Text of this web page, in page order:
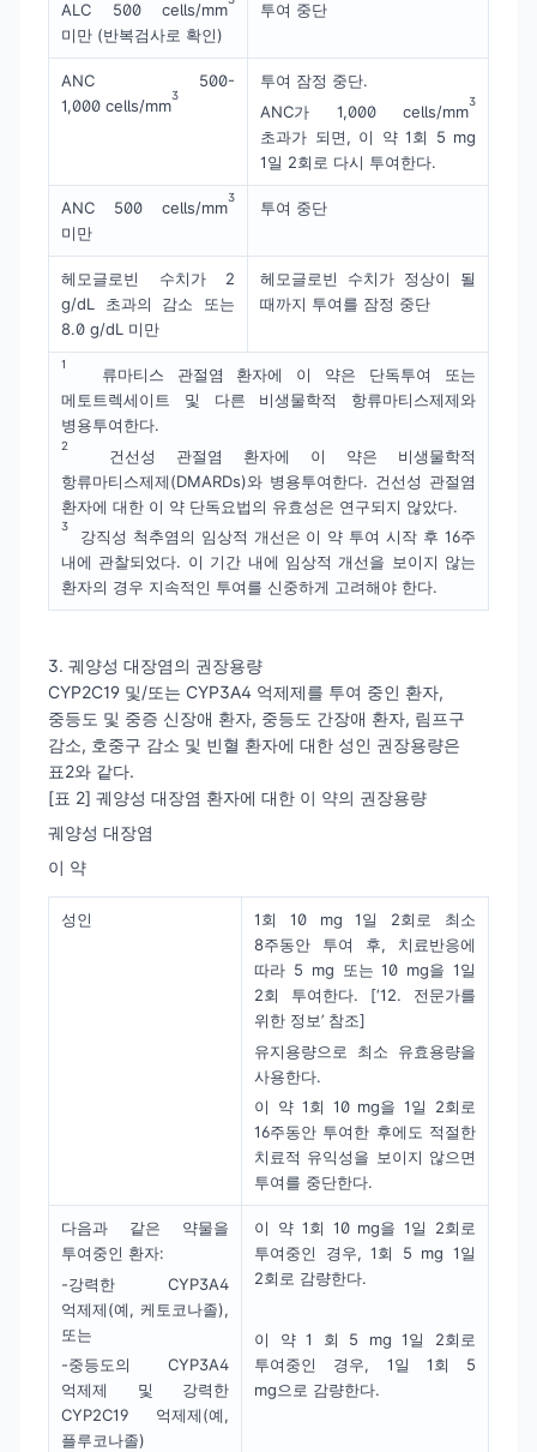
ALC 500 cells/mm
미만 (반복검사로 확인)
투여 중단
ANC 500-
1,000 cells/mm
3
투여 잠정 중단.
ANC가 1,000 cells/mm
3
초과가 되면, 이 약 1회 5 mg
1일 2회로 다시 투여한다.
ANC 500 cells/mm
3
미만
투여 중단
헤모글로빈 수치가 2
g/dL 초과의 감소 또는
8.0 g/dL 미만
헤모글로빈 수치가 정상이 될
때까지 투여를 잠정 중단
1
류마티스 관절염 환자에 이 약은 단독투여 또는
메토트렉세이트 및 다른 비생물학적 항류마티스제제와
병용투여한다.
2
건선성 관절염 환자에 이 약은 비생물학적
항류마티스제제(DMARDs)와 병용투여한다. 건선성 관절염
환자에 대한 이 약 단독요법의 유효성은 연구되지 않았다.
3
강직성 척추염의 임상적 개선은 이 약 투여 시작 후 16주
내에 관찰되었다. 이 기간 내에 임상적 개선을 보이지 않는
환자의 경우 지속적인 투여를 신중하게 고려해야 한다.
3. 궤양성 대장염의 권장용량
CYP2C19 및/또는 CYP3A4 억제제를 투여 중인 환자,
중등도 및 중증 신장애 환자, 중등도 간장애 환자, 림프구
감소, 호중구 감소 및 빈혈 환자에 대한 성인 권장용량은
표2와 같다.
[표 2] 궤양성 대장염 환자에 대한 이 약의 권장용량
궤양성 대장염
이 약
성인
1회 10 mg 1일 2회로 최소
8주동안 투여 후, 치료반응에
따라 5 mg 또는 10 mg을 1일
2회 투여한다. [‘12. 전문가를
위한 정보’ 참조]
유지용량으로 최소 유효용량을
사용한다.
이 약 1회 10 mg을 1일 2회로
16주동안 투여한 후에도 적절한
치료적 유익성을 보이지 않으면
투여를 중단한다.
다음과 같은 약물을
투여중인 환자:
-강력한 CYP3A4
억제제(예, 케토코나졸),
또는
-중등도의 CYP3A4
억제제 및 강력한
CYP2C19 억제제(예,
플루코나졸)
이 약 1회 10 mg을 1일 2회로
투여중인 경우, 1회 5 mg 1일
2회로 감량한다.
이 약 1 회 5 mg 1일 2회로
투여중인 경우, 1일 1회 5
mg으로 감량한다.